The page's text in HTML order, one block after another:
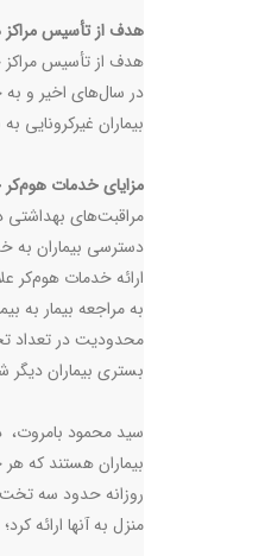
هدف از تأسیس
هدف از تأسیس مراکز
در سال‌های اخیر و
بیماران غیرکرونایی
مزایای خدمات
دسترسی بیماران به
ارائه خدمات هوم‌کر
به مراجعه بیمار به
محدودیت در تعداد
بستری بیماران دیگر
سید محمود بامروت،
بیماران هستند که
روزانه حدود سه
منزل به آنها ارائه